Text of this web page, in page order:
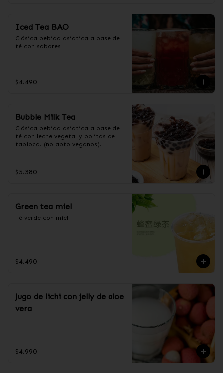
Iced Tea BAO
Clásica bebida asiatica a base de
té con sabores
$4.490
Bubble Milk Tea
Clásica bebida asiatica a base de
té con leche vegetal y bolitas de
tapioca. (no apto veganos).
$5.380
Green tea miel
Té verde con miel
$4.490
Jugo de lichi con jelly de aloe
vera
$4.990